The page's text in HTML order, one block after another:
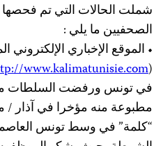
شملت الحالات التي تم
الصحفيين ما يلي :
• الموقع الإخباري الإلكتروني
(
www.kalimatunisie.com/
في تونس ورفضت السلطات
“كلمة” في وسط تونس